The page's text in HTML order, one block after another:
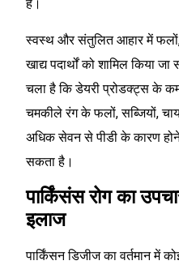
है।
स्वस्थ और संतुलित आहार में
खाद्य पदार्थों को शामिल किया
चला है कि डेयरी प्रोडक्ट्स के
चमकीले रंग के फलों, सब्जियों,
अधिक सेवन से पीडी के कारण होने
सकता है।
पार्किंसंस रोग का
इलाज
पार्किंसन डिजीज का वर्तमान में